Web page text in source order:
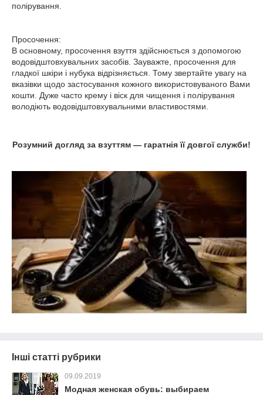
полірування.
Просочення:
В основному, просочення взуття здійснюється з допомогою
водовідштовхувальних засобів. Зауважте, просочення для
гладкої шкіри і нубука відрізняється. Тому звертайте увагу на
вказівки щодо застосування кожного використовуваного Вами
кошти. Дуже часто крему і віск для чищення і полірування
володіють водовідштовхувальними властивостями.
Розумний догляд за взуттям ― гаратнія її довгої служби!
Інші статті рубрики
09.09.2019
Модная женская обувь: выбираем